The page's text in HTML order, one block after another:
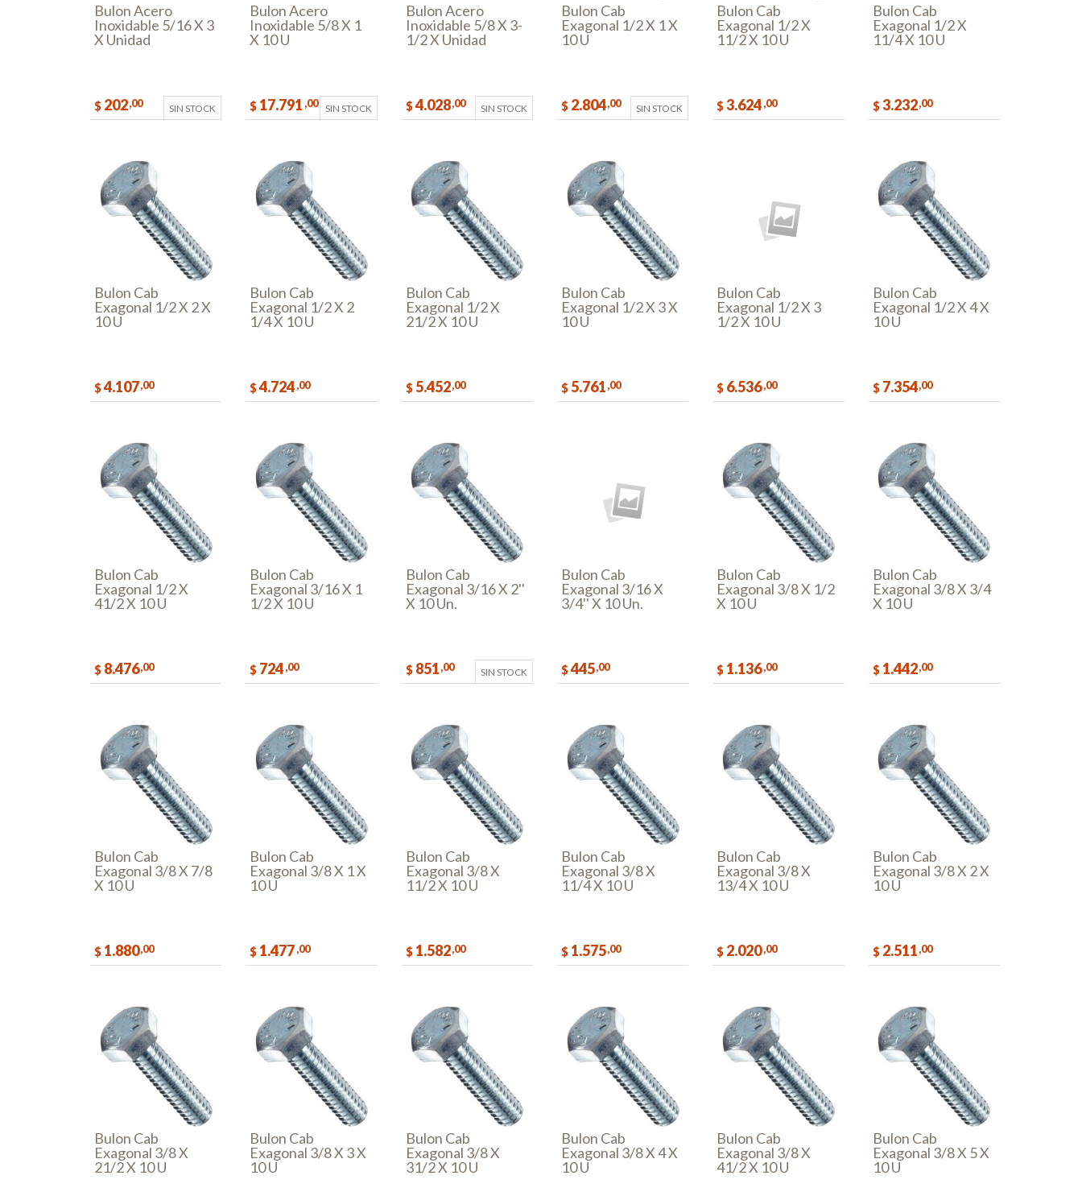
Bulon Acero
Inoxidable 5/16 X 3
X Unidad
$ 202,00 SIN STOCK
Bulon Acero
Inoxidable 5/8 X 1
X 10 U
$ 17.791 ,00 SIN STOCK
Bulon Acero
Inoxidable 5/8 X 3-
1/2 X Unidad
$4.028,00 SIN STOCK
Bulon Cab
Exagonal 1/2 X 1 X
10 U
$ 2.804,00 SIN STOCK
Bulon Cab
Exagonal 1/2 X
11/2 X 10 U
$3.624 ,00
Bulon Cab
Exagonal 1/2 X
11/4 X 10 U
$3.232,00
Bulon Cab
Exagonal 1/2 X 2 X
10 U
$4.107,00
Bulon Cab
Exagonal 1/2 X 2
1/4 X 10 U
$4.724 ,00
Bulon Cab
Exagonal 1/2 X
21/2 X 10 U
$ 5.452,00
Bulon Cab
Exagonal 1/2 X 3 X
10 U
$ 5.761 ,00
Bulon Cab
Exagonal 1/2 X 3
1/2 X 10 U
$ 6.536,00
Bulon Cab
Exagonal 1/2 X 4 X
10 U
$ 7.354,00
Bulon Cab
Exagonal 1/2 X
41/2 X 10 U
$ 8.476,00
Bulon Cab
Exagonal 3/16 X 1
1/2 X 10 U
$ 724 ,00
Bulon Cab
Exagonal 3/16 X 2''
X 10 Un.
$ 851 ,00 SIN STOCK
Bulon Cab
Exagonal 3/16 X
3/4'' X 10 Un.
$445,00
Bulon Cab
Exagonal 3/8 X 1/2
X 10 U
$ 1.136,00
Bulon Cab
Exagonal 3/8 X 3/4
X 10 U
$ 1.442,00
Bulon Cab
Exagonal 3/8 X 7/8
X 10 U
$ 1.880,00
Bulon Cab
Exagonal 3/8 X 1 X
10 U
$ 1.477 ,00
Bulon Cab
Exagonal 3/8 X
11/2 X 10 U
$ 1.582,00
Bulon Cab
Exagonal 3/8 X
11/4 X 10 U
$ 1.575,00
Bulon Cab
Exagonal 3/8 X
13/4 X 10 U
$ 2.020,00
Bulon Cab
Exagonal 3/8 X 2 X
10 U
$ 2.511 ,00
Bulon Cab
Exagonal 3/8 X
21/2 X 10 U
Bulon Cab
Exagonal 3/8 X 3 X
10 U
Bulon Cab
Exagonal 3/8 X
31/2 X 10 U
Bulon Cab
Exagonal 3/8 X 4 X
10 U
Bulon Cab
Exagonal 3/8 X
41/2 X 10 U
Bulon Cab
Exagonal 3/8 X 5 X
10 U